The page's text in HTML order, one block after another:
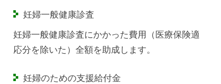
妊婦一般健康診査
妊婦一般健康診査にかかった費用（医療保険適
応分を除いた）全額を助成します。
妊婦のための支援給付金